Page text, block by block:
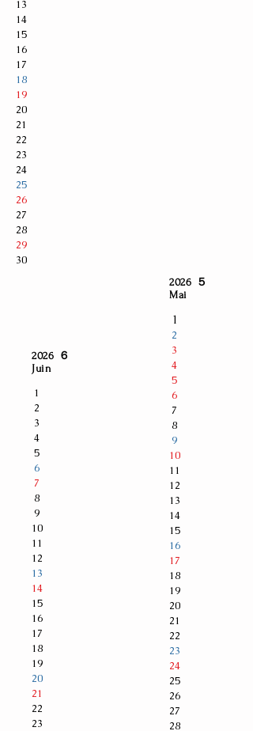
13
14
15
16
17
18
19
20
21
22
23
24
25
26
27
28
29
30
2026 ６
Juin
1
2
3
4
5
6
7
8
9
10
11
12
13
14
15
16
17
18
19
20
21
22
23
2026 ５
Mai
1
2
3
4
5
6
7
8
9
10
11
12
13
14
15
16
17
18
19
20
21
22
23
24
25
26
27
28